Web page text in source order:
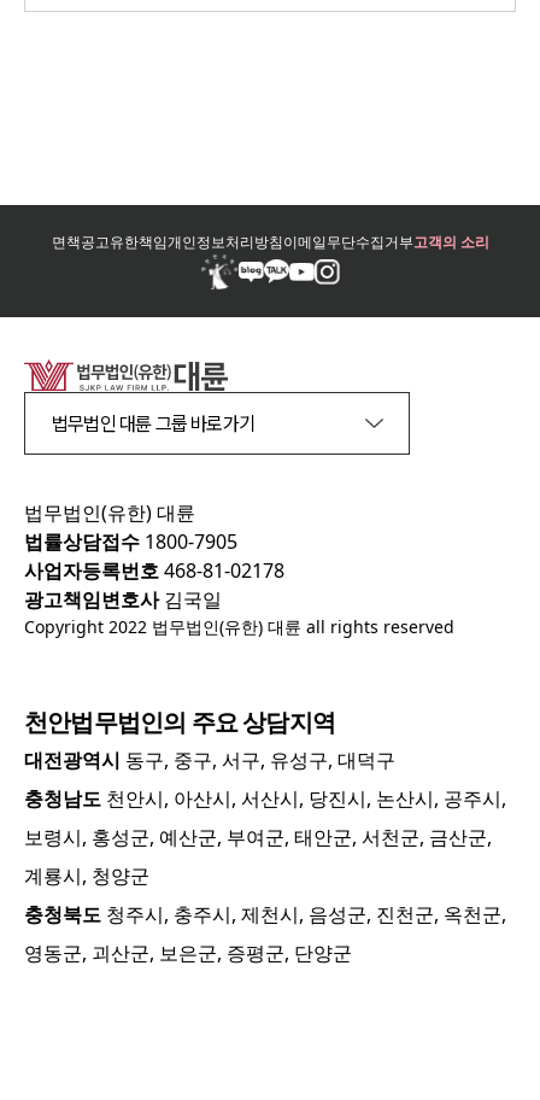
면책공고유한책임개인정보처리방침이메일무단수집거부고객의 소리
법무법인 대륜 그룹 바로가기
법무법인(유한) 대륜
법률상담접수 1800-7905
사업자등록번호468-81-02178
광고책임변호사김국일
Copyright 2022 법무법인(유한) 대륜 all rights reserved
천안법무법인의 주요 상담지역
대전광역시 동구, 중구, 서구, 유성구, 대덕구
충청남도 천안시, 아산시, 서산시, 당진시, 논산시, 공주시,
보령시, 홍성군, 예산군, 부여군, 태안군, 서천군, 금산군,
계룡시, 청양군
충청북도 청주시, 충주시, 제천시, 음성군, 진천군, 옥천군,
영동군, 괴산군, 보은군, 증평군, 단양군